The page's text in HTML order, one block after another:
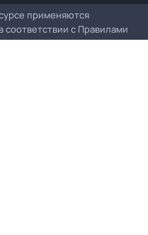
применяются
соответствии с Правилами